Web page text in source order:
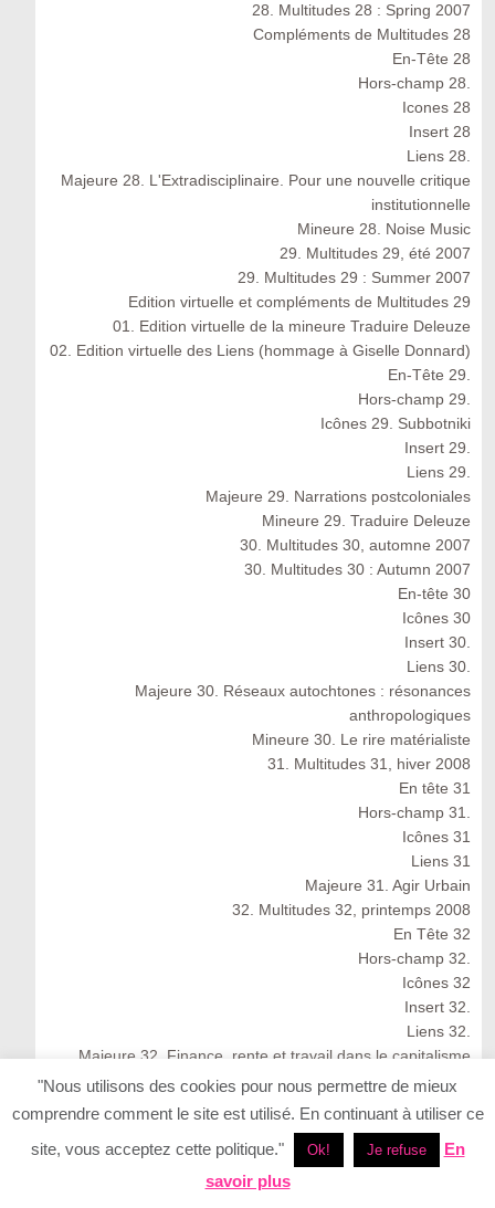
28. Multitudes 28 : Spring 2007
Compléments de Multitudes 28
En-Tête 28
Hors-champ 28.
Icones 28
Insert 28
Liens 28.
Majeure 28. L'Extradisciplinaire. Pour une nouvelle critique
institutionnelle
Mineure 28. Noise Music
29. Multitudes 29, été 2007
29. Multitudes 29 : Summer 2007
Edition virtuelle et compléments de Multitudes 29
01. Edition virtuelle de la mineure Traduire Deleuze
02. Edition virtuelle des Liens (hommage à Giselle Donnard)
En-Tête 29.
Hors-champ 29.
Icônes 29. Subbotniki
Insert 29.
Liens 29.
Majeure 29. Narrations postcoloniales
Mineure 29. Traduire Deleuze
30. Multitudes 30, automne 2007
30. Multitudes 30 : Autumn 2007
En-tête 30
Icônes 30
Insert 30.
Liens 30.
Majeure 30. Réseaux autochtones : résonances
anthropologiques
Mineure 30. Le rire matérialiste
31. Multitudes 31, hiver 2008
En tête 31
Hors-champ 31.
Icônes 31
Liens 31
Majeure 31. Agir Urbain
32. Multitudes 32, printemps 2008
En Tête 32
Hors-champ 32.
Icônes 32
Insert 32.
Liens 32.
Majeure 32. Finance, rente et travail dans le capitalisme
cognitif
Multitudes 32 : Spring 2008
33. Multitudes 33 : Summer 2008
"Nous utilisons des cookies pour nous permettre de mieux
comprendre comment le site est utilisé. En continuant à utiliser ce
site, vous acceptez cette politique."
Ok! Je refuse
En
savoir plus